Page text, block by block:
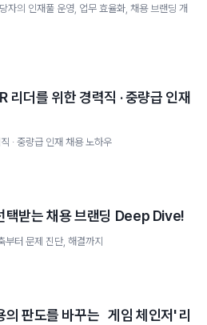
자의 인재풀 운영, 업무 효율화, 채용 브랜딩 개
· 중량급 인재 채용 노하우
[웨비나 종료] 인재에게 선택받는 채용 브랜딩 Deep Dive!
부터 문제 진단, 해결까지